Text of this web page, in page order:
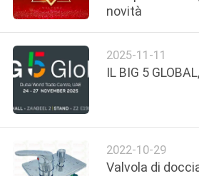
VISITA
ALLA
FABBRICA
CONTROLLO
QUALITÀ
novità
2025-11-11
IL BIG 5
2022-10-29
Valvola di